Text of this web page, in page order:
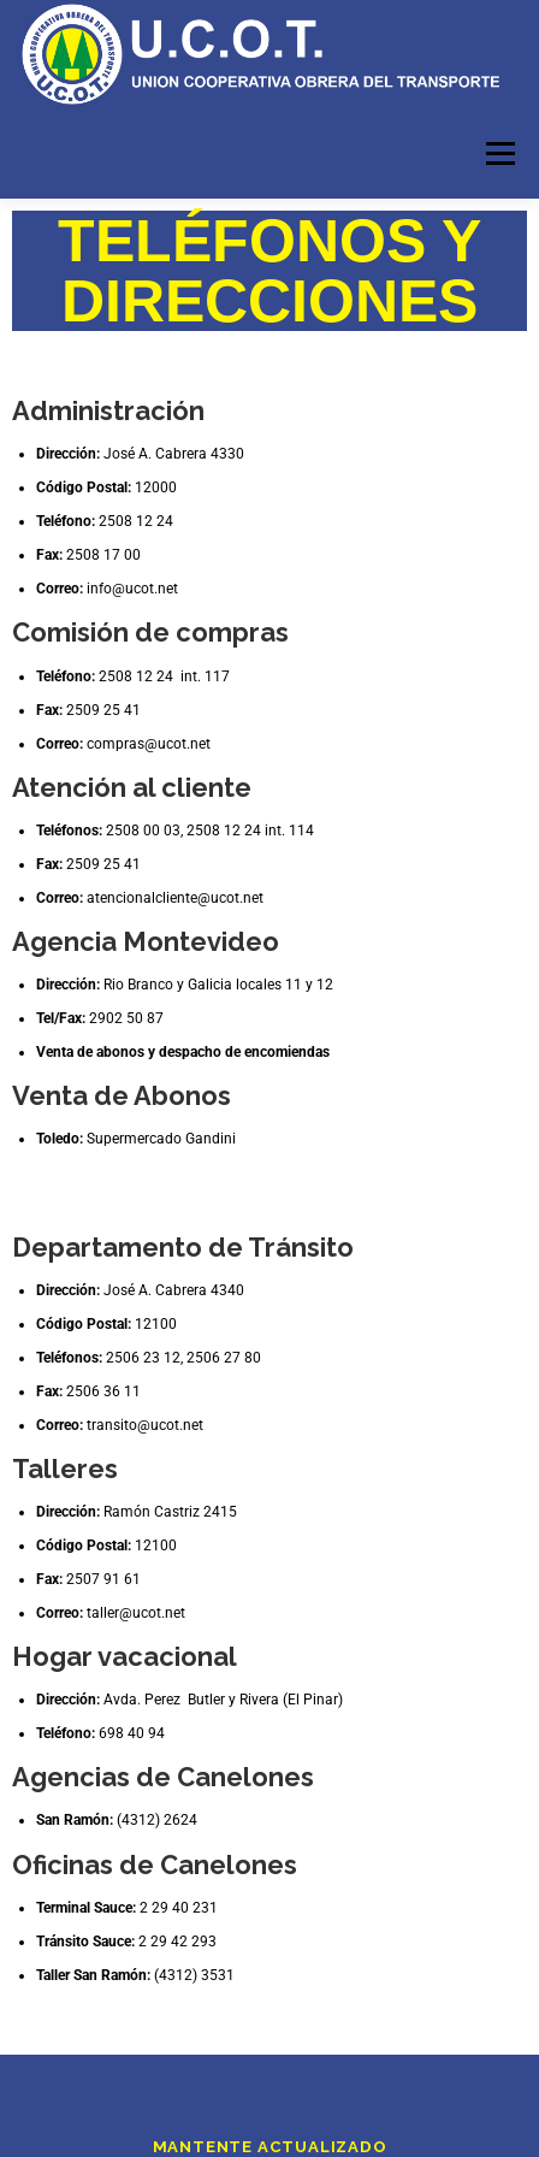
Menú
HORARIOS RECORRIDOS
INFORMACIÓN CFE USUARIOS
TELÉFONOS Y
DIRECCIONES
Administración
Dirección: José A. Cabrera 4330
Código Postal: 12000
Teléfono: 2508 12 24
Fax: 2508 17 00
Correo: info@ucot.net
Comisión de compras
Teléfono: 2508 12 24 int. 117
Fax: 2509 25 41
Correo: compras@ucot.net
Atención al cliente
Teléfonos: 2508 00 03, 2508 12 24 int. 114
Fax: 2509 25 41
Correo: atencionalcliente@ucot.net
Agencia Montevideo
Dirección: Rio Branco y Galicia locales 11 y 12
Tel/Fax: 2902 50 87
Venta de abonos y despacho de encomiendas
Venta de Abonos
Toledo: Supermercado Gandini
Departamento de Tránsito
Dirección: José A. Cabrera 4340
Código Postal: 12100
Teléfonos: 2506 23 12, 2506 27 80
Fax: 2506 36 11
Correo: transito@ucot.net
Talleres
Dirección: Ramón Castriz 2415
Código Postal: 12100
Fax: 2507 91 61
Correo: taller@ucot.net
Hogar vacacional
Dirección: Avda. Perez Butler y Rivera (El Pinar)
Teléfono: 698 40 94
Agencias de Canelones
San Ramón: (4312) 2624
Oficinas de Canelones
Terminal Sauce: 2 29 40 231
Tránsito Sauce: 2 29 42 293
Taller San Ramón: (4312) 3531
MANTENTE ACTUALIZADO